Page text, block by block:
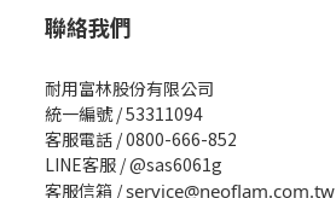
聯絡我們
耐用富林股份有限公司
統一編號 / 53311094
客服電話 / 0800-666-852
LINE客服 / @sas6061g
客服信箱 /service@neoflam.com.tw